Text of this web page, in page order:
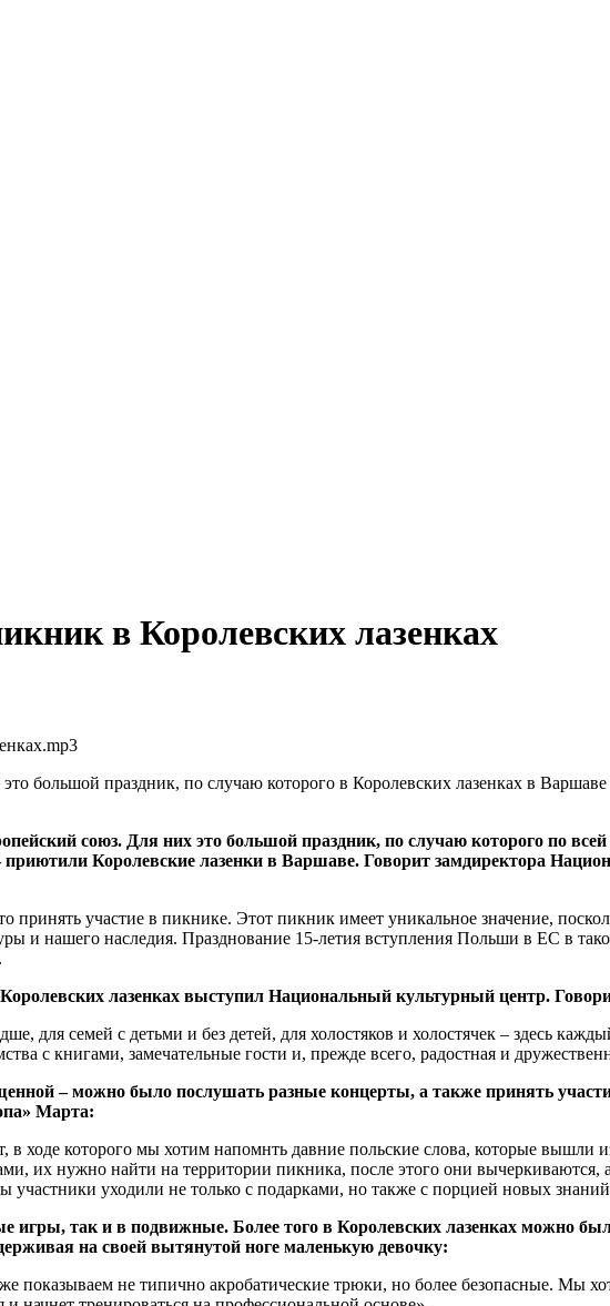
в Королевских лазенках
большой праздник, по случаю которого в Королевских лазенках в
союз. Для них это большой праздник, по случаю которого по
Королевские лазенки в Варшаве. Говорит замдиректора
участие в пикнике. Этот пикник имеет уникальное значение,
и нашего наследия. Празднование 15-летия вступления Польши в ЕС в
лазенках выступил Национальный культурный центр.
для семей с детьми и без детей, для холостяков и холостячек – здесь
с книгами, замечательные гости и, прежде всего, радостная и
– можно было послушать разные концерты, а также принять
Марта:
в ходе которого мы хотим напомнть давние польские слова, которые вышли
их нужно найти на территории пикника, после этого они вычеркиваются,
участники уходили не только с подарками, но также с порцией новых
игры, так и в подвижные. Более того в Королевских лазенках можно
на своей вытянутой ноге маленькую девочку:
не типично акробатические трюки, но более безопасные. Мы